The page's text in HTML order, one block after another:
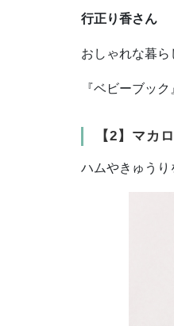
行正り香さん
おしゃれな暮ら
『ベビーブッ
【2】マカ
ハムやきゅうり